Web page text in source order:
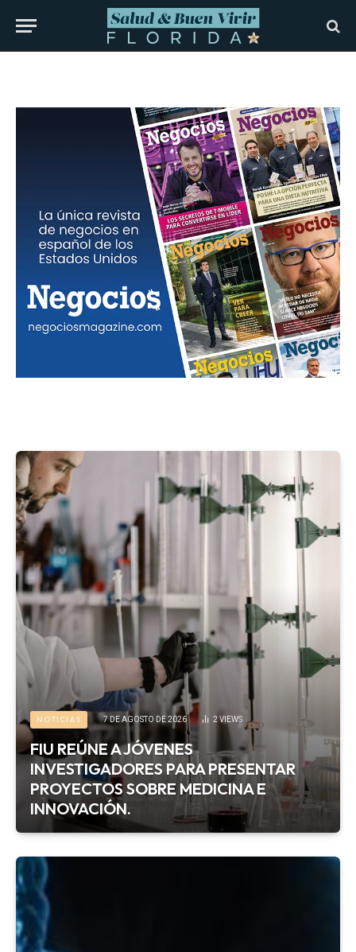
NOTICIAS 7 DE AGOSTO DE 2026 2VIEWS
FIU REÚNE A JÓVENES
INVESTIGADORES PARA PRESENTAR
PROYECTOS SOBRE MEDICINA E
INNOVACIÓN.